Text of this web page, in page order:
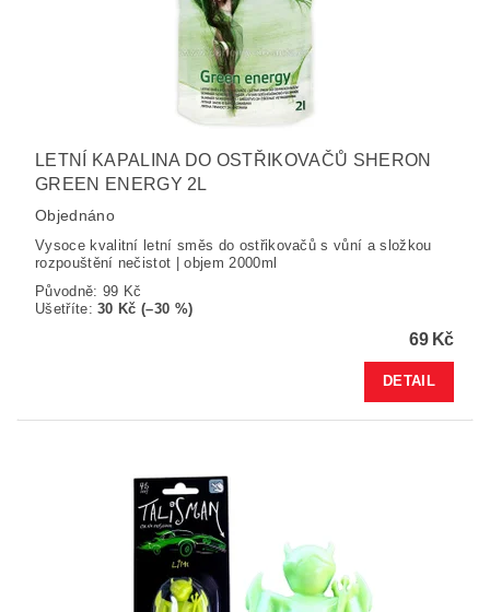
LETNÍ KAPALINA DO OSTŘIKOVAČŮ SHERON
GREEN ENERGY 2L
Objednáno
Vysoce kvalitní letní směs do ostřikovačů s vůní a složkou
rozpouštění nečistot | objem 2000ml
Původně: 99 Kč
Ušetříte:30 Kč (–30 %)
69 Kč
DETAIL